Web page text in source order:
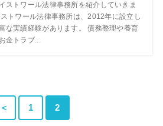
ストワール法律事務所を紹介していきま
トワール法律事務所は、2012年に設立し
な実績経験があります。 債務整理や養育
金トラブ...
＜ 1 2